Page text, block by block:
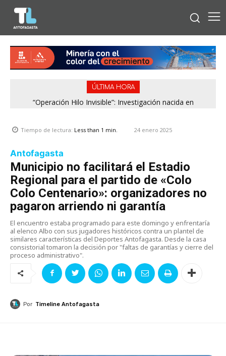
ÚLTIMA HORA
“Operación Hilo Invisible”: Investigación nacida en
Tiempo de lectura: Less than 1 min. 24 enero 2025
Antofagasta
Municipio no facilitará el Estadio
Regional para el partido de «Colo
Colo Centenario»: organizadores no
pagaron arriendo ni garantía
El encuentro estaba programado para este domingo y enfrentaría
al elenco Albo con sus jugadores históricos contra un plantel de
similares características del Deportes Antofagasta. Desde la casa
consistorial tomaron la decisión por "faltas de garantías y cierre del
proceso administrativo".
Por Timeline Antofagasta